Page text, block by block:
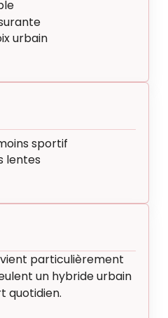
urbain
sportif
lentes
particulièrement
un hybride urbain
quotidien.